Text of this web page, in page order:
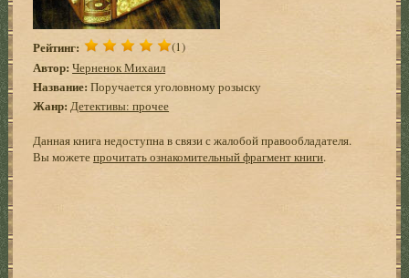
Рейтинг: (1)
Автор: Черненок Михаил
Название: Поручается уголовному розыску
Жанр: Детективы: прочее
Данная книга недоступна в связи с жалобой правообладателя.
Вы можетепрочитать ознакомительный фрагмент книги.